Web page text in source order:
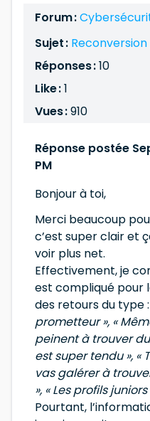
Forum :
Sujet :
Réponses :10
Like :1
Vues :910
Réponse postée
PM
Bonjour à toi,
Merci beaucoup
c’est super clair et
voir plus net.
Effectivement, je
est compliqué pour
des retours du type :
prometteur », «
peinent à trouver
est super tendu », «
vas galérer à
», « Les profils
Pourtant,